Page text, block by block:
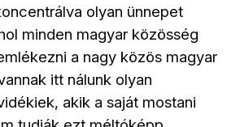
olyan ünnepet
minden magyar közösség
a nagy közös magyar
itt nálunk olyan
akik a saját mostani